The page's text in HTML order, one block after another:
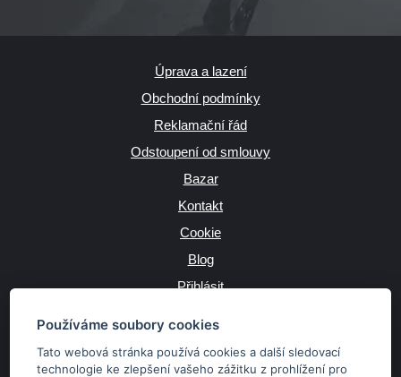
Používáme soubory cookies
Tato webová stránka používá cookies a další sledovací
technologie ke zlepšení vašeho zážitku z prohlížení pro
Úprava a lazení
Obchodní podmínky
Reklamační řád
Odstoupení od smlouvy
Bazar
Kontakt
Cookie
Blog
Přihlásit